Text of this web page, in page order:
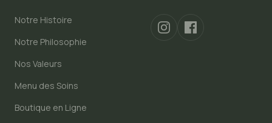
Notre Histoire
Notre Philosophie
Nos Valeurs
Menu des Soins
Boutique en Ligne